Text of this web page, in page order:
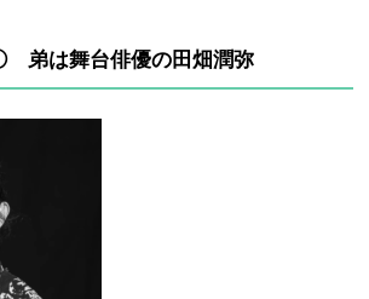
弟は舞台俳優の田畑潤弥